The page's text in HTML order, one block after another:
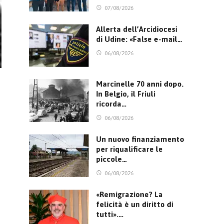
07/08/2026
Allerta dell’Arcidiocesi
di Udine: «False e-mail…
06/08/2026
Marcinelle 70 anni dopo.
In Belgio, il Friuli
ricorda…
06/08/2026
Un nuovo finanziamento
per riqualificare le
piccole…
06/08/2026
«Remigrazione? La
felicità è un diritto di
tutti».…